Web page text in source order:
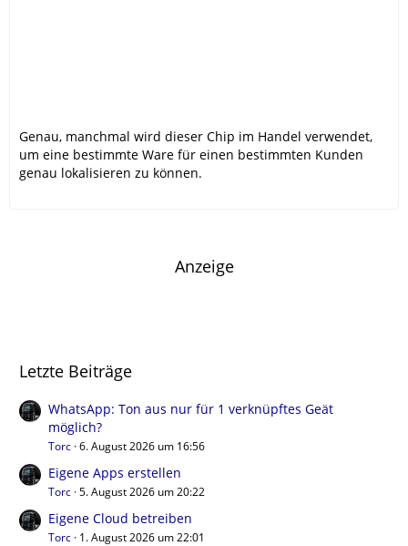
Genau, manchmal wird dieser Chip im Handel verwendet,
um eine bestimmte Ware für einen bestimmten Kunden
genau lokalisieren zu können.
Anzeige
Letzte Beiträge
WhatsApp: Ton aus nur für 1 verknüpftes Geät
möglich?
Torc 6. August 2026 um 16:56
Eigene Apps erstellen
Torc 5. August 2026 um 20:22
Eigene Cloud betreiben
Torc 1. August 2026 um 22:01